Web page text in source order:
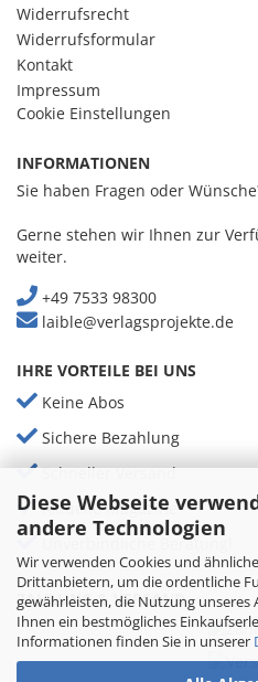
Diese Webseite
andere Technologien
Wir verwenden Cookies und
Drittanbietern, um die ordentliche
gewährleisten, die Nutzung unseres
Ihnen ein bestmögliches
Informationen finden Sie in unserer
Widerrufsrecht
Widerrufsformular
Kontakt
Impressum
Cookie Einstellungen
INFORMATIONEN
Sie haben Fragen oder
Gerne stehen wir Ihnen zur
weiter.
+49 7533 98300
laible@verlagsprojekte.de
IHRE VORTEILE BEI UNS
Keine Abos
Sichere Bezahlung
Schneller Versand
Aktuelle Magazine
Unverbindliche Beratungl
ZAHLUNG & VERSAND